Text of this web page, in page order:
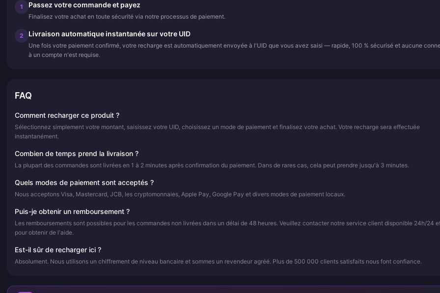
1 Passez votre commande et payez
Finalisez votre achat en toute sécurité via notre processus de paiement.
2 Livraison automatique instantanée sur votre UID
Une fois votre paiement confirmé, votre recharge est automatiquement envoyée à l'UID que vous avez saisi — rapide, 100 % sécurisé et aucune
à un compte n'est requise.
FAQ
Comment recharger ce produit ?
Sélectionnez simplement votre montant, saisissez votre UID, choisissez un mode de paiement et finalisez votre achat. Votre recharge sera effectuée
instantanément.
Combien de temps prend la livraison ?
La plupart des commandes sont livrées en 1 à 2 minutes après confirmation du paiement. Dans de rares cas, cela peut prendre jusqu'à 3 minutes.
Quels modes de paiement sont acceptés ?
Nous acceptons Visa, Mastercard, JCB, les cryptomonnaies, Apple Pay, Google Pay et divers modes de paiement locaux.
Puis-je obtenir un remboursement ?
Les remboursements sont possibles pour les commandes non livrées dans un délai de 48 heures. Veuillez contacter notre service client disponible 24h/24
pour obtenir de l'aide.
Est-il sûr de recharger ici ?
Absolument. Nous utilisons un chiffrement de niveau bancaire et sommes un revendeur agréé. Plus de 500 000 clients satisfaits nous font confiance.